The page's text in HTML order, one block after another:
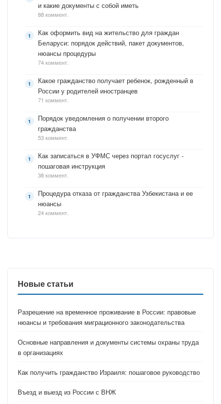
и какие документы с собой иметь
88 коммент.
Как оформить вид на жительство для граждан
Беларуси: порядок действий, пакет документов,
нюансы процедуры
74 коммент.
Какое гражданство получает ребенок, рожденный в
России у родителей иностранцев
71 коммент.
Порядок уведомления о получении второго
гражданства
53 коммент.
Как записаться в УФМС через портал госуслуг -
пошаговая инструкция
38 коммент.
Процедура отказа от гражданства Узбекистана и ее
нюансы
24 коммент.
Новые статьи
Разрешение на временное проживание в России: правовые
нюансы и требования миграционного законодательства
Основные направления и документы системы охраны труда
в организациях
Как получить гражданство Израиля: пошаговое руководство
Въезд и выезд из России с ВНЖ